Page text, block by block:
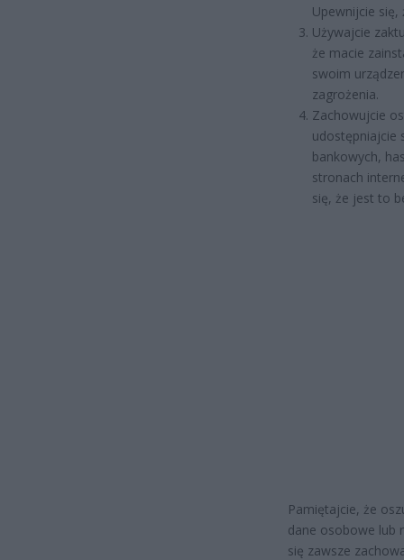
Upewnijcie
Używajcie
że macie
swoim
zagrożenia.
Zachowujcie
udostępniajcie
bankowych,
stronach
się, że jest to
Pamiętajcie, że
dane osobowe lub
się zawsze